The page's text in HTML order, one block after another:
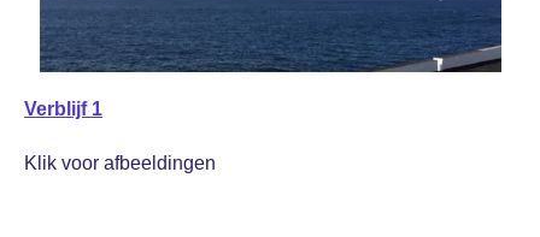
Verblijf 1
Klik voor afbeeldingen